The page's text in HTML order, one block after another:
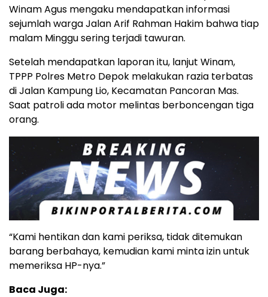
Winam Agus mengaku mendapatkan informasi
sejumlah warga Jalan Arif Rahman Hakim bahwa tiap
malam Minggu sering terjadi tawuran.
Setelah mendapatkan laporan itu, lanjut Winam,
TPPP Polres Metro Depok melakukan razia terbatas
di Jalan Kampung Lio, Kecamatan Pancoran Mas.
Saat patroli ada motor melintas berboncengan tiga
orang.
“Kami hentikan dan kami periksa, tidak ditemukan
barang berbahaya, kemudian kami minta izin untuk
memeriksa HP-nya.”
Baca Juga: